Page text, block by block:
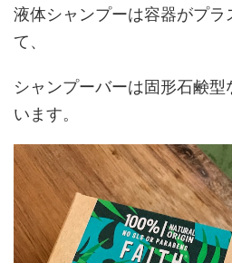
液体シャンプーは容器がプラ
て、
シャンプーバーは固形石鹸
います。